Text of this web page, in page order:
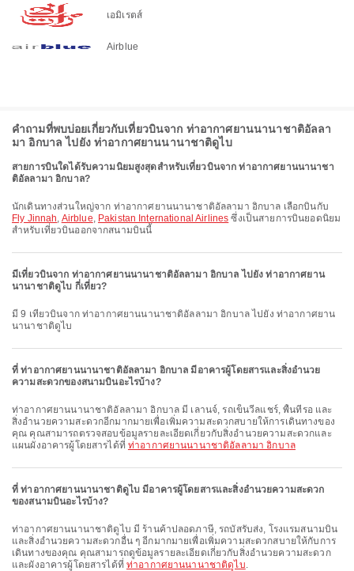
เอมิเรตส์
Airblue
คำถามที่พบบ่อยเกี่ยวกับเที่ยวบินจาก ท่าอากาศยานนานาชาติอัลลา
มา อิกบาล ไปยัง ท่าอากาศยานนานาชาติดูไบ
สายการบินใดได้รับความนิยมสูงสุดสำหรับเที่ยวบินจาก ท่าอากาศยานนานาชา
ติอัลลามา อิกบาล?
นักเดินทางส่วนใหญ่จาก ท่าอากาศยานนานาชาติอัลลามา อิกบาล เลือกบินกับ
Fly Jinnah, Airblue, Pakistan International Airlines ซึ่งเป็นสายการบินยอดนิยม
สำหรับเที่ยวบินออกจากสนามบินนี้
มีเที่ยวบินจาก ท่าอากาศยานนานาชาติอัลลามา อิกบาล ไปยัง ท่าอากาศยาน
นานาชาติดูไบ กี่เที่ยว?
มี 9 เที่ยวบินจาก ท่าอากาศยานนานาชาติอัลลามา อิกบาล ไปยัง ท่าอากาศยาน
นานาชาติดูไบ
ที่ ท่าอากาศยานนานาชาติอัลลามา อิกบาล มีอาคารผู้โดยสารและสิ่งอำนวย
ความสะดวกของสนามบินอะไรบ้าง?
ท่าอากาศยานนานาชาติอัลลามา อิกบาล มี เลานจ์, รถเข็นวีลแชร์, พื้นที่รอ และ
สิ่งอำนวยความสะดวกอีกมากมายเพื่อเพิ่มความสะดวกสบายให้การเดินทางของ
คุณ คุณสามารถตรวจสอบข้อมูลรายละเอียดเกี่ยวกับสิ่งอำนวยความสะดวกและ
แผนผังอาคารผู้โดยสารได้ที่ ท่าอากาศยานนานาชาติอัลลามา อิกบาล
ที่ ท่าอากาศยานนานาชาติดูไบ มีอาคารผู้โดยสารและสิ่งอำนวยความสะดวก
ของสนามบินอะไรบ้าง?
ท่าอากาศยานนานาชาติดูไบ มี ร้านค้าปลอดภาษี, รถบัสรับส่ง, โรงแรมสนามบิน
และสิ่งอำนวยความสะดวกอื่น ๆ อีกมากมายเพื่อเพิ่มความสะดวกสบายให้กับการ
เดินทางของคุณ คุณสามารถดูข้อมูลรายละเอียดเกี่ยวกับสิ่งอำนวยความสะดวก
และผังอาคารผู้โดยสารได้ที่ ท่าอากาศยานนานาชาติดูไบ.